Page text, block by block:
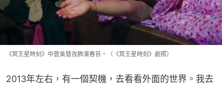
《冥王星時刻》中曾美慧孜飾演春苔。（《冥王星時刻》劇照）
2013年左右，有一個契機，去看看外面的世界。我去